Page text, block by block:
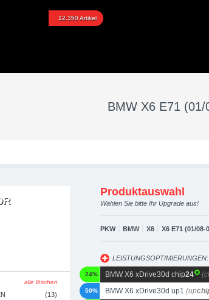
E71 (01/08-08/
12.350 Artikel
BMW X6 E71 (01/
alle löschen
(13)
Produktauswahl
Wählen Sie bitte Ihr Upgrade aus!
PKW| BMW| X6 X6 E71 (01/08-
LEISTUNGSOPTIMIERUNGEN:
BMW X6 xDrive30d chip24
24%
BMW X6 xDrive30d up1 (up
50%